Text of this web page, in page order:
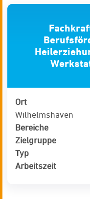
Ort
Wilhelmshaven
Bereiche
Zielgruppe
Typ
Arbeitszeit